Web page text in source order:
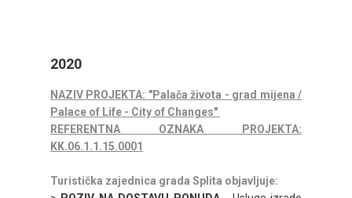
2020
NAZIV PROJEKTA: "Palača života - grad mijena /
Palace of Life - City of Changes"
REFERENTNA OZNAKA PROJEKTA:
KK.06.1.1.15.0001
Turistička zajednica grada Splita objavljuje: